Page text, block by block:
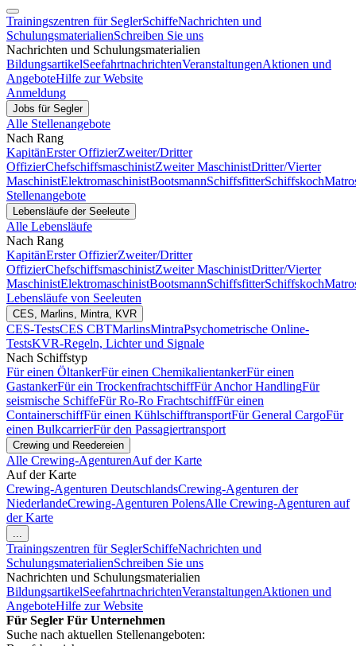
Trainingszentren für SeglerSchiffeNachrichten und
SchulungsmaterialienSchreiben Sie uns
Nachrichten und Schulungsmaterialien
BildungsartikelSeefahrtnachrichtenVeranstaltungenAktionen und
AngeboteHilfe zur Website
Anmeldung
Jobs für Segler
Alle Stellenangebote
Nach Rang
KapitänErster OffizierZweiter/Dritter
OffizierChefschiffsmaschinistZweiter MaschinistDritter/Vierter
MaschinistElektromaschinistBootsmannSchiffsfitterSchiffskoch
Stellenangebote
Lebensläufe der Seeleute
Alle Lebensläufe
Nach Rang
KapitänErster OffizierZweiter/Dritter
OffizierChefschiffsmaschinistZweiter MaschinistDritter/Vierter
MaschinistElektromaschinistBootsmannSchiffsfitterSchiffskoch
Lebensläufe von Seeleuten
CES, Marlins, Mintra, KVR
CES-TestsCES CBTMarlinsMintraPsychometrische Online-
TestsKVR-Regeln, Lichter und Signale
Nach Schiffstyp
Für einen ÖltankerFür einen ChemikalientankerFür einen
GastankerFür ein TrockenfrachtschiffFür Anchor HandlingFür
seismische SchiffeFür Ro-Ro FrachtschiffFür einen
ContainerschiffFür einen KühlschifftransportFür General CargoFür
einen BulkcarrierFür den Passagiertransport
Crewing und Reedereien
Alle Crewing-AgenturenAuf der Karte
Auf der Karte
Crewing-Agenturen DeutschlandsCrewing-Agenturen der
NiederlandeCrewing-Agenturen PolensAlle Crewing-Agenturen auf
der Karte
...
Trainingszentren für SeglerSchiffeNachrichten und
SchulungsmaterialienSchreiben Sie uns
Nachrichten und Schulungsmaterialien
BildungsartikelSeefahrtnachrichtenVeranstaltungenAktionen und
AngeboteHilfe zur Website
Für Segler Für Unternehmen
Suche nach aktuellen Stellenangeboten: